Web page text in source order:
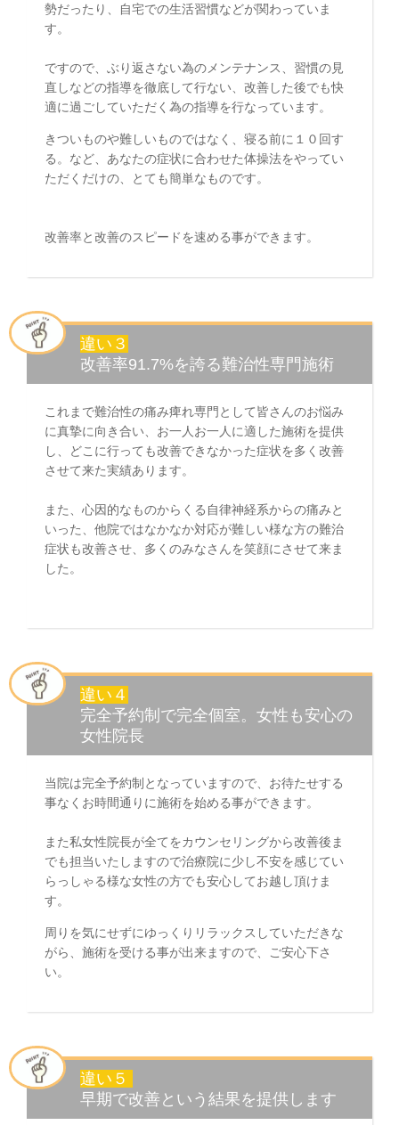
勢だったり、自宅での生活習慣などが関わっていま
す。
ですので、ぶり返さない為のメンテナンス、習慣の見
直しなどの指導を徹底して行ない、改善した後でも快
適に過ごしていただく為の指導を行なっています。
きついものや難しいものではなく、寝る前に１０回す
る。など、あなたの症状に合わせた体操法をやってい
ただくだけの、とても簡単なものです。
改善率と改善のスピードを速める事ができます。
違い３
改善率91.7%を誇る難治性専門施術
これまで難治性の痛み痺れ専門として皆さんのお悩み
に真摯に向き合い、お一人お一人に適した施術を提供
し、どこに行っても改善できなかった症状を多く改善
させて来た実績あります。
また、心因的なものからくる自律神経系からの痛みと
いった、他院ではなかなか対応が難しい様な方の難治
症状も改善させ、多くのみなさんを笑顔にさせて来ま
した。
違い４
完全予約制で完全個室。女性も安心の
女性院長
当院は完全予約制となっていますので、お待たせする
事なくお時間通りに施術を始める事ができます。
また私女性院長が全てをカウンセリングから改善後ま
でも担当いたしますので治療院に少し不安を感じてい
らっしゃる様な女性の方でも安心してお越し頂けま
す。
周りを気にせずにゆっくりリラックスしていただきな
がら、施術を受ける事が出来ますので、ご安心下さ
い。
違い５
早期で改善という結果を提供します